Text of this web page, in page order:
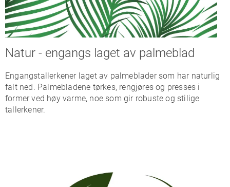
Natur - engangs laget av palmeblad
Engangstallerkener laget av palmeblader som har naturlig
falt ned. Palmebladene tørkes, rengjøres og presses i
former ved høy varme, noe som gir robuste og stilige
tallerkener.